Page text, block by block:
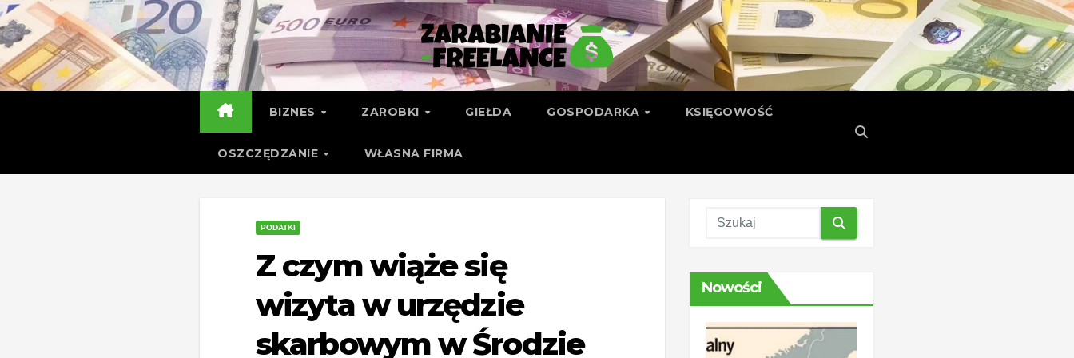
Skip
to
content
BIZNES ZAROBKI GIEŁDA GOSPODARKA KSIĘGOWOŚĆ
OSZCZĘDZANIE WŁASNA FIRMA
PODATKI
Z czym wiąże się
wizyta w urzędzie
skarbowym w Środzie
Nowości